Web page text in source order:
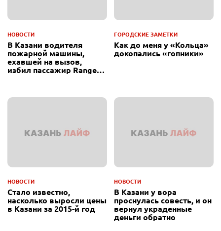
НОВОСТИ
В Казани водителя
пожарной машины,
ехавшей на вызов,
избил пассажир Range
ГОРОДСКИЕ ЗАМЕТКИ
Как до меня у «Кольца»
докопались «гопники»
НОВОСТИ
Стало известно,
насколько выросли цены
в Казани за 2015-й год
НОВОСТИ
В Казани у вора
проснулась совесть, и он
вернул украденные
деньги обратно